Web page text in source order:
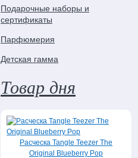
Подарочные наборы и
сертификаты
Парфюмерия
Детская гамма
Товар дня
Расческа Tangle Teezer The
Original Blueberry Pop